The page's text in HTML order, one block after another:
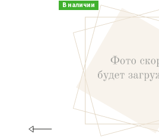
В наличии